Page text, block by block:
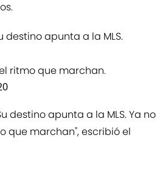
apunta a la MLS.
ritmo que marchan.
destino apunta a la MLS. Ya no
que marchan", escribió el